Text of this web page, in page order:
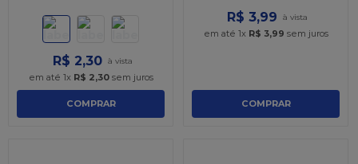
R$ 2,30
em até 1x R$ 2,30sem juros
COMPRAR
R$ 3,99
em até 1x R$ 3,99 sem juros
COMPRAR